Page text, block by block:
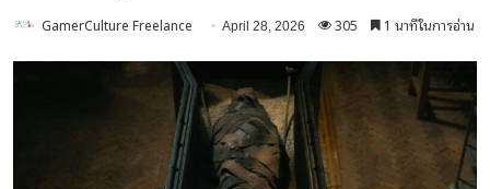
GamerCulture Freelance April 28, 2026 305 1 นาทีในการอ่าน